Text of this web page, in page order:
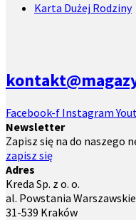
Karta Dużej Rodziny
Facebook-f Instagram
Newsletter
Zapisz się na do naszego
zapisz się
Adres
Kreda Sp. z o. o.
al. Powstania
31-539 Kraków